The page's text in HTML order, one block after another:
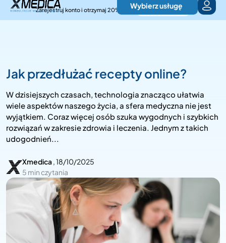
Zarejestruj konto i otrzymaj 20% zniżki Zarejestruj konto
Wybierz usługę
Jak przedłużać recepty online?
W dzisiejszych czasach, technologia znacząco ułatwia
wiele aspektów naszego życia, a sfera medyczna nie jest
wyjątkiem. Coraz więcej osób szuka wygodnych i szybkich
rozwiązań w zakresie zdrowia i leczenia. Jednym z takich
udogodnień...
Xmedica, 18/10/2025
5 min czytania